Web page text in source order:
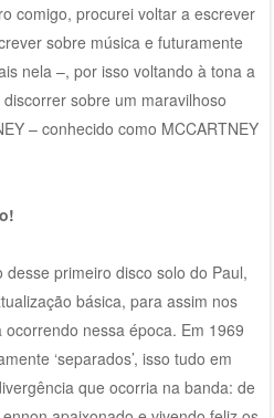
comigo, procurei voltar a escrever
sobre música e futuramente
nela –, por isso voltando à tona a
sobre um maravilhoso
– conhecido como MCCARTNEY
primeiro disco solo do Paul,
básica, para assim nos
nessa época. Em 1969
‘separados’, isso tudo em
que ocorria na banda: de